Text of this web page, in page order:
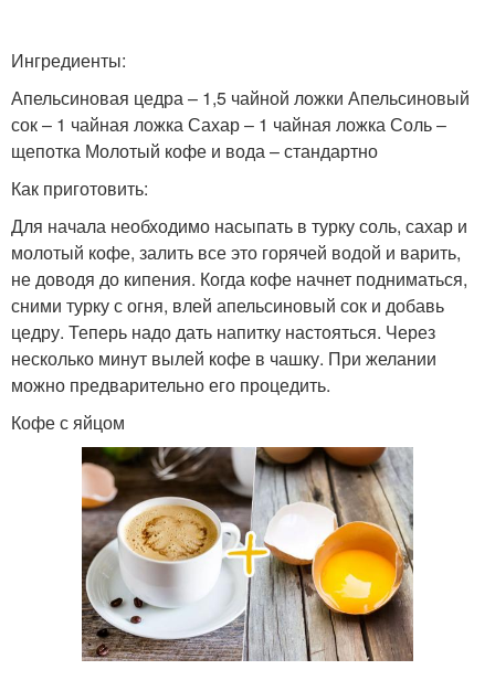
Ингредиенты:
Апельсиновая цедра – 1,5 чайной ложки Апельсиновый
сок – 1 чайная ложка Сахар – 1 чайная ложка Соль –
щепотка Молотый кофе и вода – стандартно
Как приготовить:
Для начала необходимо насыпать в турку соль, сахар и
молотый кофе, залить все это горячей водой и варить,
не доводя до кипения. Когда кофе начнет подниматься,
сними турку с огня, влей апельсиновый сок и добавь
цедру. Теперь надо дать напитку настояться. Через
несколько минут вылей кофе в чашку. При желании
можно предварительно его процедить.
Кофе с яйцом